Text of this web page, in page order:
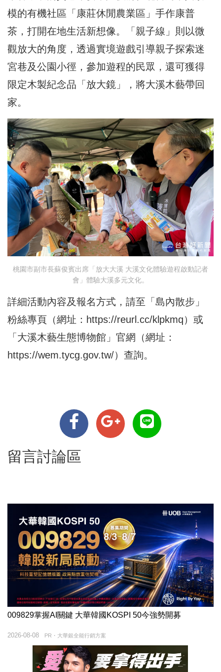
模的有機社區「康莊休閒農業區」手作康普
茶，打開在地生活新想像。「親子線」則以微
觀放大的角度，透過實境遊戲引導親子探索迷
宮巷及公園小徑，參加遊程的民眾，還可獲得
限定木製紀念品「放大鏡」，將大溪木藝帶回
家。
桃園市副市長蘇俊賓出席「放大大溪 大溪文化體驗遊程啟動記者
會」體驗大溪多元文化。
詳細活動內容及報名方式，請至「島內散步」
粉絲專頁（網址： https://reurl.cc/klpkmq）或
「大溪木藝生態博物館」官網（網址：
https://wem.tycg.gov.tw/）查詢。
留言討論區
009829掌握AI關鍵 大華韓國KOSPI 50今強勢開募
PR・大華銀全能行銷方案
2026-08-08